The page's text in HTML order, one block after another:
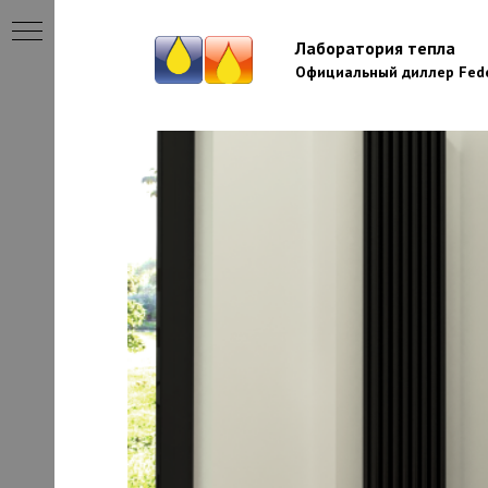
Лаборатория тепла
Официальный диллер